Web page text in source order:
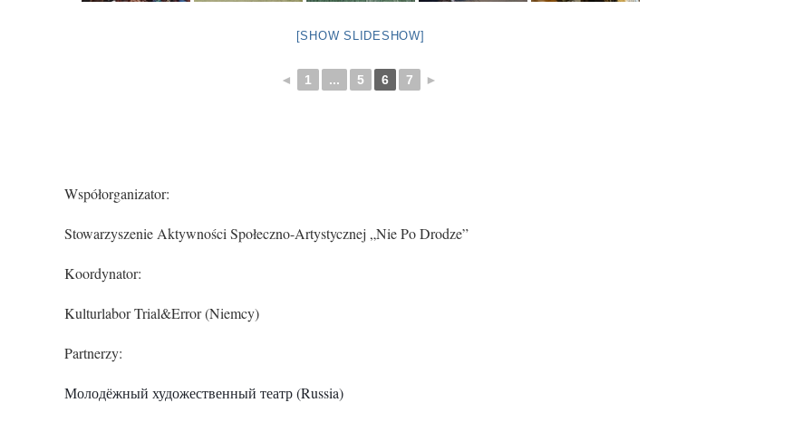
[SHOW SLIDESHOW]
◄ 1 ... 5 6 7 ►
Współorganizator:
Stowarzyszenie Aktywności Społeczno-Artystycznej „Nie Po Drodze”
Koordynator:
Kulturlabor Trial&Error (Niemcy)
Partnerzy:
Молодёжный художественный театр (Russia)